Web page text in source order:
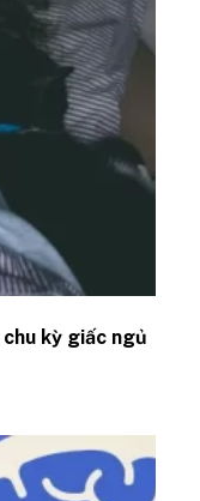
chu kỳ giấc ngủ